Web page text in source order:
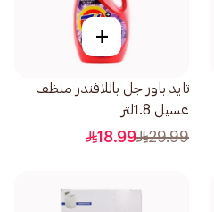
+
تايد باور جل باللافندر منظف
غسيل 1.8لتر
29.99
18.99